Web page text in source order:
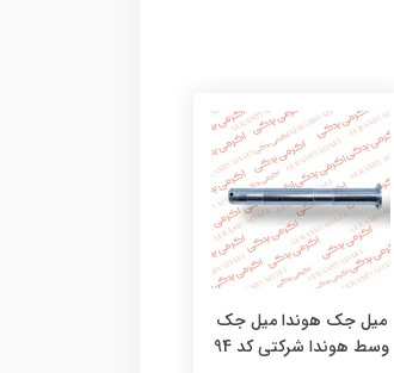
میل جک هوندا میل جک
وسط هوندا شرکتی کد 94